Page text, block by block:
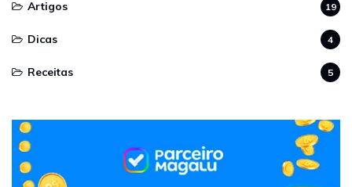
Artigos 19
Dicas 4
Receitas 5